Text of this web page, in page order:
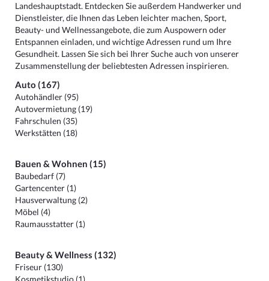
Landeshauptstadt. Entdecken Sie außerdem Handwerker und
Dienstleister, die Ihnen das Leben leichter machen, Sport,
Beauty- und Wellnessangebote, die zum Auspowern oder
Entspannen einladen, und wichtige Adressen rund um Ihre
Gesundheit. Lassen Sie sich bei Ihrer Suche auch von unserer
Zusammenstellung der beliebtesten Adressen inspirieren.
Auto (167)
Autohändler (95)
Autovermietung (19)
Fahrschulen (35)
Werkstätten (18)
Bauen & Wohnen (15)
Baubedarf (7)
Gartencenter (1)
Hausverwaltung (2)
Möbel (4)
Raumausstatter (1)
Beauty & Wellness (132)
Friseur (130)
Kosmetikstudio (1)